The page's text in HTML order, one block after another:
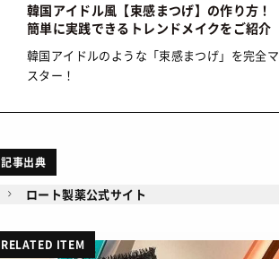
韓国アイドル風【束感まつげ】の作り方！
簡単に実践できるトレンドメイクをご紹介
韓国アイドルのような「束感まつげ」を完全マ
スター！
記事出典
ロート製薬公式サイト
RELATED ITEM